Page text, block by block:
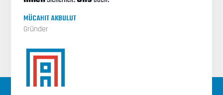
MÜCAHIT AKBULUT
Gründer